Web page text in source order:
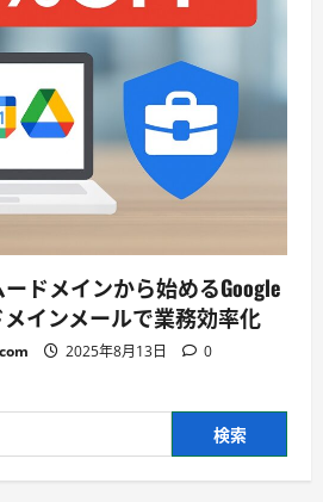
ードメインから始めるGoogle
メインメールで業務効率化
2025年8月13日 0